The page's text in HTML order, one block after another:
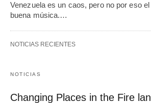
Venezuela es un caos, pero no por eso
buena música.…
NOTICIAS RECIENTES
NOTICIAS
Changing Places in the Fire